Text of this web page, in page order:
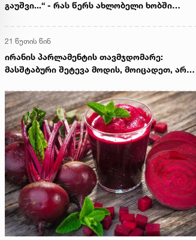
გაუშვი...“ - რას წერს ახლობელი ხობში
21 წუთის წინ
ირანის პარლამენტის თავმჯდომარე:
მასშტაბური შეტევა მოდის, მოიცადეთ, არა
თეატრალური დიპლომატიაა